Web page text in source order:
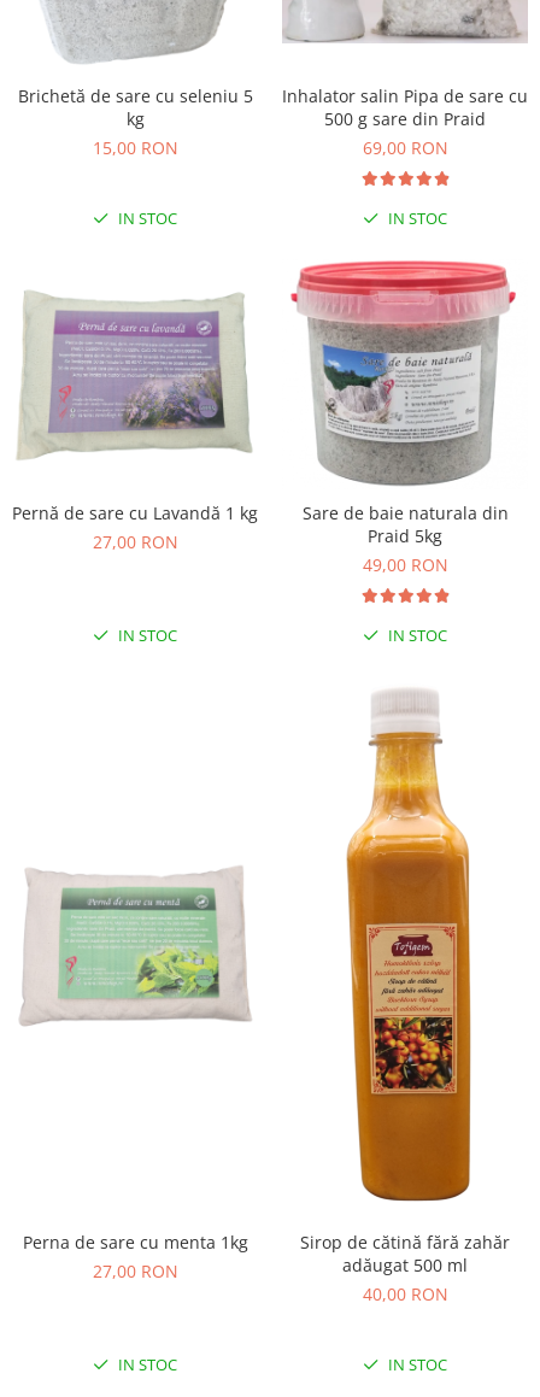
Brichetă de sare cu seleniu 5
kg
15,00 RON
IN STOC
Inhalator salin Pipa de sare cu
500 g sare din Praid
69,00 RON
IN STOC
Pernă de sare cu Lavandă 1 kg
27,00 RON
IN STOC
Sare de baie naturala din
Praid 5kg
49,00 RON
IN STOC
Perna de sare cu menta 1kg
27,00 RON
IN STOC
Sirop de cătină fără zahăr
adăugat 500 ml
40,00 RON
IN STOC